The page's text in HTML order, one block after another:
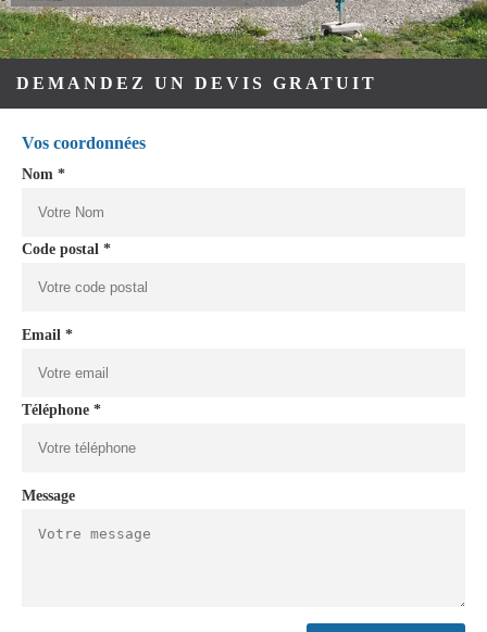
DEMANDEZ UN DEVIS GRATUIT
Vos coordonnées
Nom *
Code postal *
Email *
Téléphone *
Message